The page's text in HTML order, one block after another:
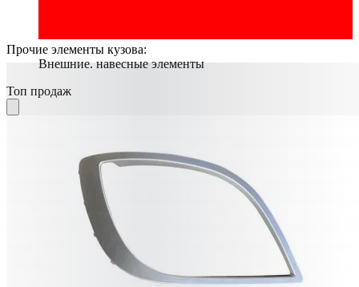
Прочие элементы кузова:
Внешние. навесные элементы
Топ продаж